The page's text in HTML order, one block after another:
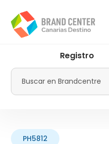
contenido
principal
menu
Promotur
Registro
Buscar
PH5812